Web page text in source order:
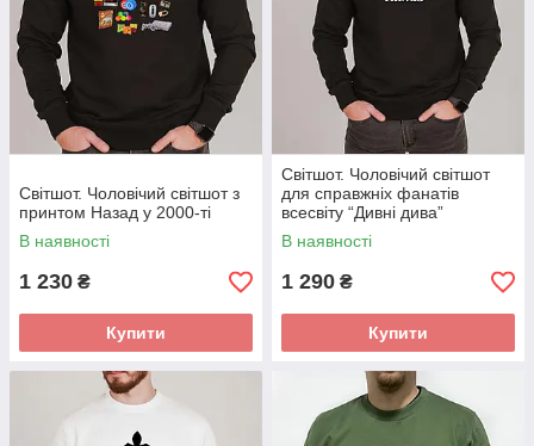
Світшот. Чоловічий світшот з
принтом Назад у 2000-ті
В наявності
1 230 ₴
Купити
Світшот. Чоловічий світшот
для справжніх фанатів
всесвіту “Дивні дива”
В наявності
1 290 ₴
Купити